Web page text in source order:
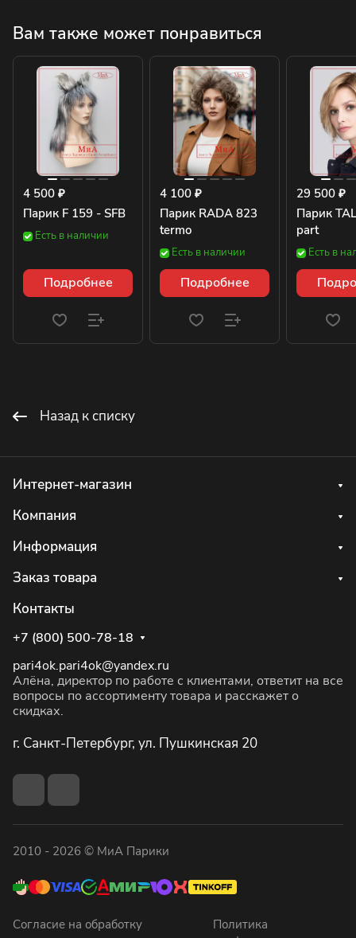
Вам также может понравиться
4 500 ₽
Парик F 159 - SFB
Есть в наличии
Подробнее
4 100 ₽
Парик RADA 823
termo
Есть в наличии
Подробнее
29 500 ₽
Парик
part
Есть в
Назад к списку
Интернет-магазин
Компания
Информация
Заказ товара
Контакты
+7 (800) 500-78-18
pari4ok.pari4ok@yandex.ru
Алёна, директор по работе с клиентами, ответит на все
вопросы по ассортименту товара и расскажет о
скидках.
г. Санкт-Петербург, ул. Пушкинская 20
2010 - 2026 © МиА Парики
Согласие на обработку
Политика